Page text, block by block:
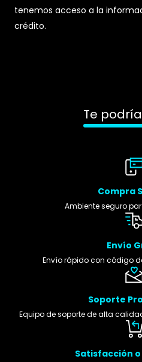
tenemos acceso a la
crédito.
Te
Compra
Ambiente seguro
Envío
Envío rápido con código
Soporte
Equipo de soporte de alta
Satisfacción